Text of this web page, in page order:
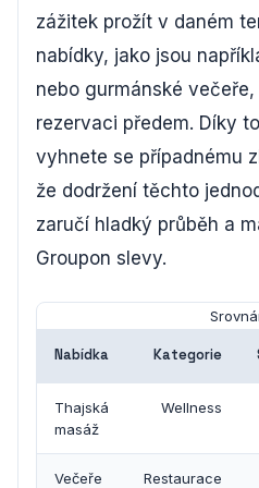
zážitek prožít v daném
nabídky, jako jsou
nebo gurmánské
rezervaci předem. Díky
vyhnete se případnému
že dodržení těchto
zaručí hladký průběh a
Groupon slevy.
Nabídka Kategorie
Thajská
masáž
Wellness
Večeře
Restaurace